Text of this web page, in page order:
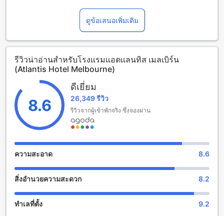
นโยบายที่แตกต่างหรือเงื่อนไขเพิ่มเติม
ในเมลเบิร์น ออสเตรเลีย โรงแรมมีห้องพักทั้งหมด 232 ห้อง ที่
ทำให้คุณมีความสะดวกสบายในการเลือกห้องพักตามความ
โรงแรมแอตแลนทิส เมลเบิร์น มีเวลาเช็คอินตั้งแต่เวลา 02:00
หลังเที่ยง และเวลาเช็คเอาท์ถึงเวลา 10:00 ก่อนเที่ยง ทำให้คุณ
สามารถเข้าพักและออกจากโรงแรมได้อย่างสะดวกสบาย อีกทั้ง
โรงแรมยังมีระยะทางที่ใกล้เคียงกับสนามบินเพียง 25 นาที และอยู่
ห่างจากใจกลางเมลเบิร์นเพียง 1 กิโลเมตร
โรงแรมแอตแลนทิส เมลเบิร์นยังเป็นโรงแรมที่ต้อนรับเด็กอย่าง
อบอุ่น โรงแรมอนุญาตให้เด็กอายุตั้งแต่ 2 ถึง 17 ปีพักผ่อนได้ฟรี
ทำให้คุณและครอบครัวสามารถมาพักผ่อนและสนุกได้อย่างไม่มี
ข้อจำกัด
โรงแรมแอตแลนทิส เมลเบิร์น มีสิ่งอำนวยความสะดวกสำหรับ
กีฬาและสันทนาการที่น่าตื่นตาตื่นใจมากมาย ที่นี่คุณสามารถ
หรือออกกำลังกายในฟิตเนสฟรีที่ให้บริการ โดยสามารถเลือกใช้
ดูข้อเสนอเพิ่มเติม
รีวิวน่าอ่านสำหรับโรงแรมแอตแลนทิส เมลเบิร์น
(Atlantis Hotel Melbourne)
8.6
ดีเยี่ยม
26,349 รีวิว
รีวิวจากผู้เข้าพักจริง ซึ่งจองผ่าน
ความสะอาด 8.6
สิ่งอำนวยความสะดวก 8.2
ทำเลที่ตั้ง 9.2